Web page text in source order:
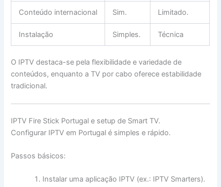
Conteúdo internacional Sim. Limitado.
Instalação Simples. Técnica
O IPTV destaca-se pela flexibilidade e variedade de
conteúdos, enquanto a TV por cabo oferece estabilidade
tradicional.
IPTV Fire Stick Portugal e setup de Smart TV.
Configurar IPTV em Portugal é simples e rápido.
Passos básicos:
Instalar uma aplicação IPTV (ex.: IPTV Smarters).